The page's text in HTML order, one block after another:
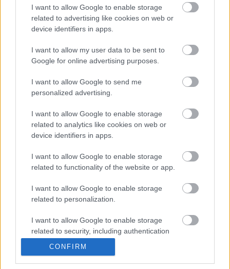
I want to allow Google to enable storage
related to advertising like cookies on web or
device identifiers in apps.
I want to allow my user data to be sent to
Google for online advertising purposes.
I want to allow Google to send me
personalized advertising.
I want to allow Google to enable storage
related to analytics like cookies on web or
device identifiers in apps.
I want to allow Google to enable storage
related to functionality of the website or app.
I want to allow Google to enable storage
related to personalization.
I want to allow Google to enable storage
related to security, including authentication
functionality and fraud prevention, and other
CONFIRM
Nagygenerál van folyamatban, kis türelmet kérünk.
És ígérjük, a nyáriakkal ellentétben nem
mismásoljuk el ezt a beszámolót, pusztán mi is
emberek vagyunk, próbáljuk összeszedni a
gondolatainkat. Egyetlen kérésünk van felétek,
2008. október 25.
Kissé Wi-Fi szegény környék, vagy legalábbis az
átlagnál felvilágosultabbak a mezei felhasználók az
IT-biztonság terén. Mindenesetre köszönjük
Szenyeriéknek a lehetőséget, nélkülük ez a post nem
születhetett volna meg. Ha…